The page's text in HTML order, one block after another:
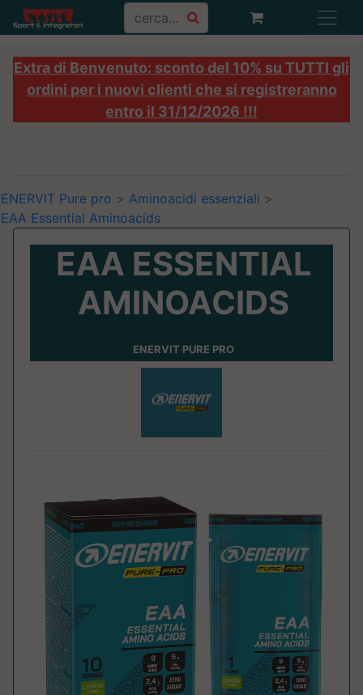
Extra di Benvenuto: sconto del 10% su TUTTI gli
ordini per i nuovi clienti che si registreranno
entro il 31/12/2026 !!!
ENERVIT Pure pro > Aminoacidi essenziali >
EAA Essential Aminoacids
EAA ESSENTIAL
AMINOACIDS
ENERVIT PURE PRO